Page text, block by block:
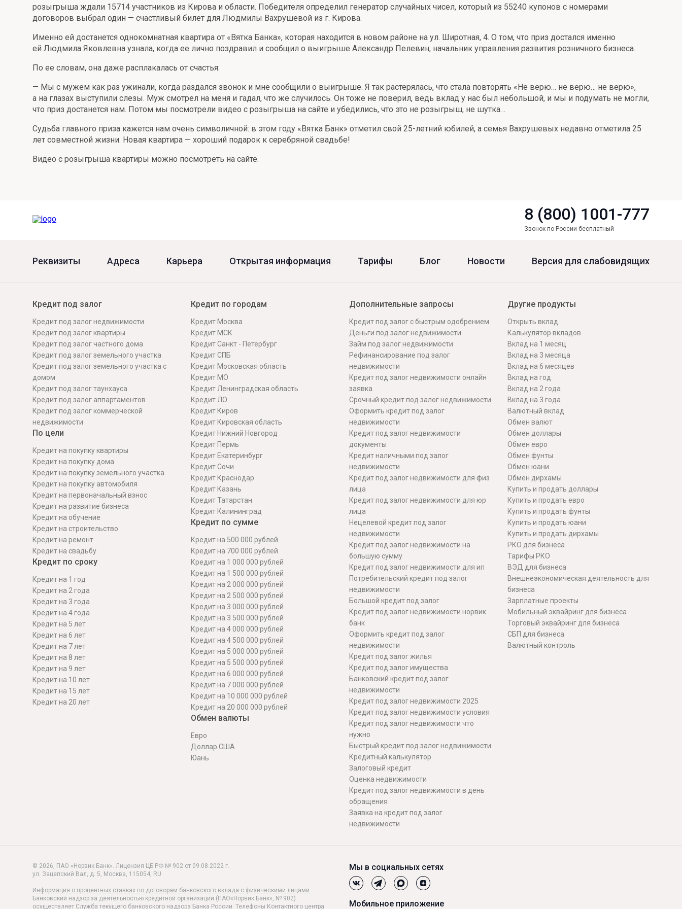
Онлайн
Все вклады
Удаленная идентификация
Мобильное приложение
Подтверждение согласия через Госуслуги
розыгрыша ждали 15714 участников из Кирова и области. Победителя определил генератор случайных чисел, который из 55240 купонов с номерами
договоров выбрал один — счастливый билет для Людмилы Вахрушевой из г. Кирова.
Именно ей достанется однокомнатная квартира от «Вятка Банка», которая находится в новом районе на ул. Широтная, 4. О том, что приз достался именно
ей Людмила Яковлевна узнала, когда ее лично поздравил и сообщил о выигрыше Александр Пелевин, начальник управления развития розничного бизнеса.
По ее словам, она даже расплакалась от счастья:
— Мы с мужем как раз ужинали, когда раздался звонок и мне сообщили о выигрыше. Я так растерялась, что стала повторять «Не верю… не верю… не верю»,
а на глазах выступили слезы. Муж смотрел на меня и гадал, что же случилось. Он тоже не поверил, ведь вклад у нас был небольшой, и мы и подумать не могли,
что приз достанется нам. Потом мы посмотрели видео с розыгрыша на сайте и убедились, что это не розыгрыш, не шутка…
Судьба главного приза кажется нам очень символичной: в этом году «Вятка Банк» отметил свой 25-летний юбилей, а семья Вахрушевых недавно отметила 25
лет совместной жизни. Новая квартира — хороший подарок к серебряной свадьбе!
Видео с розыгрыша квартиры можно посмотреть на сайте.
8 (800) 1001-777
Звонок по России бесплатный
Реквизиты Адреса Карьера Открытая информация Тарифы Блог Новости Версия для слабовидящих
Кредит под залог
Кредит под залог недвижимости
Кредит под залог квартиры
Кредит под залог частного дома
Кредит под залог земельного участка
Кредит под залог земельного участка с
домом
Кредит под залог таунхауса
Кредит под залог аппартаментов
Кредит под залог коммерческой
недвижимости
По цели
Кредит на покупку квартиры
Кредит на покупку дома
Кредит на покупку земельного участка
Кредит на покупку автомобиля
Кредит на первоначальный взнос
Кредит на развитие бизнеса
Кредит на обучение
Кредит на строительcтво
Кредит на ремонт
Кредит на свадьбу
Кредит по сроку
Кредит на 1 год
Кредит на 2 года
Кредит на 3 года
Кредит на 4 года
Кредит на 5 лет
Кредит на 6 лет
Кредит на 7 лет
Кредит на 8 лет
Кредит на 9 лет
Кредит на 10 лет
Кредит на 15 лет
Кредит на 20 лет
Кредит по городам
Кредит Москва
Кредит МСК
Кредит Санкт - Петербург
Кредит СПБ
Кредит Московская область
Кредит МО
Кредит Ленинградская область
Кредит ЛО
Кредит Киров
Кредит Кировская область
Кредит Нижний Новгород
Кредит Пермь
Кредит Екатеринбург
Кредит Сочи
Кредит Краснодар
Кредит Казань
Кредит Татарстан
Кредит Калининград
Кредит по сумме
Кредит на 500 000 рублей
Кредит на 700 000 рублей
Кредит на 1 000 000 рублей
Кредит на 1 500 000 рублей
Кредит на 2 000 000 рублей
Кредит на 2 500 000 рублей
Кредит на 3 000 000 рублей
Кредит на 3 500 000 рублей
Кредит на 4 000 000 рублей
Кредит на 4 500 000 рублей
Кредит на 5 000 000 рублей
Кредит на 5 500 000 рублей
Кредит на 6 000 000 рублей
Кредит на 7 000 000 рублей
Кредит на 10 000 000 рублей
Кредит на 20 000 000 рублей
Обмен валюты
Евро
Доллар США
Юань
Дополнительные запросы
Кредит под залог с быстрым одобрением
Деньги под залог недвижимости
Займ под залог недвижимости
Рефинансирование под залог
недвижимости
Кредит под залог недвижимости онлайн
заявка
Срочный кредит под залог недвижимости
Оформить кредит под залог
недвижимости
Кредит под залог недвижимости
документы
Кредит наличными под залог
недвижимости
Кредит под залог недвижимости для физ
лица
Кредит под залог недвижимости для юр
лица
Нецелевой кредит под залог
недвижимости
Кредит под залог недвижимости на
большую сумму
Кредит под залог недвижимости для ип
Потребительский кредит под залог
недвижимости
Большой кредит под залог
Кредит под залог недвижимости норвик
банк
Оформить кредит под залог
недвижимости
Кредит под залог жилья
Кредит под залог имущества
Банковский кредит под залог
недвижимости
Кредит под залог недвижимости 2025
Кредит под залог недвижимости условия
Кредит под залог недвижимости что
нужно
Быстрый кредит под залог недвижимости
Кредитный калькулятор
Залоговый кредит
Оценка недвижимости
Кредит под залог недвижимости в день
обращения
Заявка на кредит под залог
недвижимости
Другие продукты
Открыть вклад
Калькулятор вкладов
Вклад на 1 месяц
Вклад на 3 месяца
Вклад на 6 месяцев
Вклад на год
Вклад на 2 года
Вклад на 3 года
Валютный вклад
Обмен валют
Обмен доллары
Обмен евро
Обмен фунты
Обмен юани
Обмен дирхамы
Купить и продать доллары
Купить и продать евро
Купить и продать фунты
Купить и продать юани
Купить и продать дирхамы
РКО для бизнеса
Тарифы РКО
ВЭД для бизнеса
Внешнеэкономическая деятельность для
бизнеса
Зарплатные проекты
Мобильный эквайринг для бизнеса
Торговый эквайринг для бизнеса
СБП для бизнеса
Валютный контроль
© 2026, ПАО «Норвик Банк». Лицензия ЦБ РФ № 902 от 09.08.2022 г.
ул. Зацепский Вал, д. 5, Москва, 115054, RU
Информация о процентных ставках по договорам банковского вклада с физическими лицами.
Банковский надзор за деятельностью кредитной организации (ПАО«Норвик Банк», № 902)
осуществляет Служба текущего банковского надзора Банка России. Телефоны Контактного центра
Мы в социальных сетях
Мобильное приложение